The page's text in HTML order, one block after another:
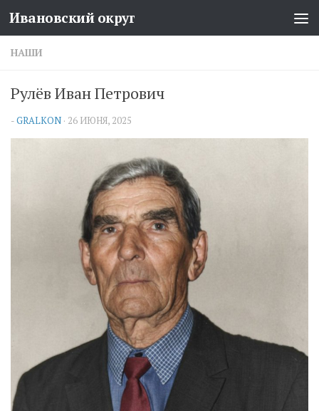
Перейти к содержимому
Ивановский округ
НАШИ
Рулёв Иван Петрович
-GRALKON · 26 ИЮНЯ, 2025